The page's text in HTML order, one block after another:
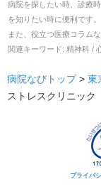
病院を探したい時、診療
を知りたい時に便利です。
また、役立つ医療コラム
関連キーワード: 精神科 /
病院なびトップ > 東
ストレスクリニック
プライバ